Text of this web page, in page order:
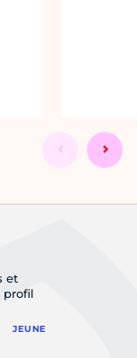
et
profil
JEUNE